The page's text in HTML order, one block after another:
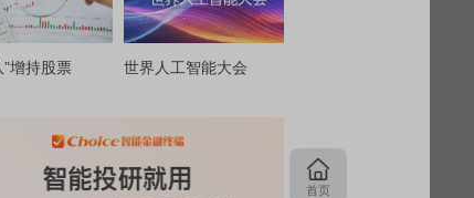
”增持股票 世界人工智能大会
首页